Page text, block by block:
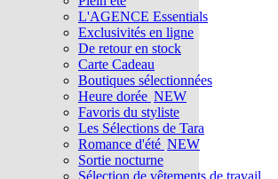
L'AGENCE Essentials
Exclusivités en ligne
De retour en stock
Carte Cadeau
Boutiques sélectionnées
Heure dorée NEW
Favoris du styliste
Les Sélections de Tara
Romance d'été NEW
Sortie nocturne
Sélection de vêtements de travail